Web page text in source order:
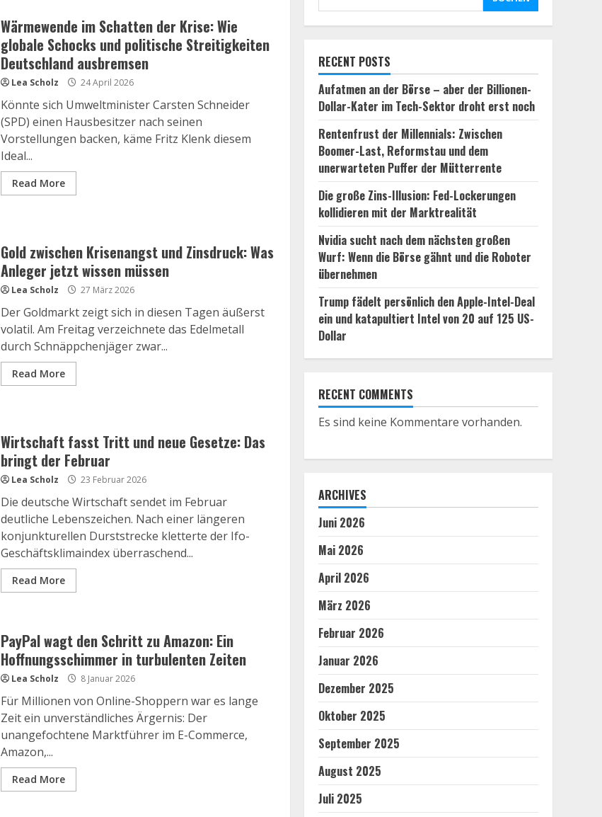
Wärmewende im Schatten der Krise: Wie
globale Schocks und politische Streitigkeiten
Deutschland ausbremsen
Lea Scholz 24 April 2026
Könnte sich Umweltminister Carsten Schneider
(SPD) einen Hausbesitzer nach seinen
Vorstellungen backen, käme Fritz Klenk diesem
Ideal...
Read More
Gold zwischen Krisenangst und Zinsdruck: Was
Anleger jetzt wissen müssen
Lea Scholz 27 März 2026
Der Goldmarkt zeigt sich in diesen Tagen äußerst
volatil. Am Freitag verzeichnete das Edelmetall
durch Schnäppchenjäger zwar...
Read More
Wirtschaft fasst Tritt und neue Gesetze: Das
bringt der Februar
Lea Scholz 23 Februar 2026
Die deutsche Wirtschaft sendet im Februar
deutliche Lebenszeichen. Nach einer längeren
konjunkturellen Durststrecke kletterte der Ifo-
Geschäftsklimaindex überraschend...
Read More
PayPal wagt den Schritt zu Amazon: Ein
Hoffnungsschimmer in turbulenten Zeiten
Lea Scholz 8 Januar 2026
Für Millionen von Online-Shoppern war es lange
Zeit ein unverständliches Ärgernis: Der
unangefochtene Marktführer im E-Commerce,
Amazon,...
Read More
RECENT POSTS
Aufatmen an der Börse – aber der Billionen-
Dollar-Kater im Tech-Sektor droht erst noch
Rentenfrust der Millennials: Zwischen
Boomer-Last, Reformstau und dem
unerwarteten Puffer der Mütterrente
Die große Zins-Illusion: Fed-Lockerungen
kollidieren mit der Marktrealität
Nvidia sucht nach dem nächsten großen
Wurf: Wenn die Börse gähnt und die Roboter
übernehmen
Trump fädelt persönlich den Apple-Intel-Deal
ein und katapultiert Intel von 20 auf 125 US-
Dollar
RECENT COMMENTS
Es sind keine Kommentare vorhanden.
ARCHIVES
Juni 2026
Mai 2026
April 2026
März 2026
Februar 2026
Januar 2026
Dezember 2025
Oktober 2025
September 2025
August 2025
Juli 2025